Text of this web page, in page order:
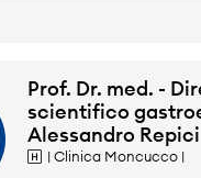
Prof. Dr. med. -
scientifico
Alessandro Repici
| Clinica Moncucco |